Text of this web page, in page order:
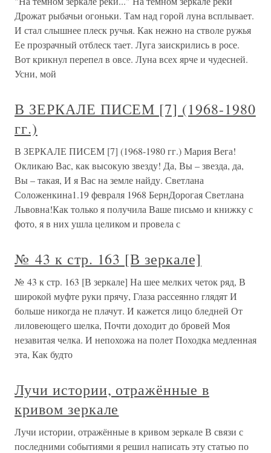
Дрожат рыбачьи огоньки. Там над горой луна всплывает.
И стал слышнее плеск ручья. Как нежно на стволе ружья
Ее прозрачный отблеск тает. Луга заискрились в росе.
Вот крикнул перепел в овсе. Луна всех ярче и чудесней.
Усни, мой
В ЗЕРКАЛЕ ПИСЕМ [7] (1968-1980
гг.)
В ЗЕРКАЛЕ ПИСЕМ [7] (1968-1980 гг.) Мария Вега!
Окликаю Вас, как высокую звезду! Да, Вы – звезда, да,
Вы – такая, И я Вас на земле найду. Светлана
Соложенкина1.19 февраля 1968 БернДорогая Светлана
Львовна!Как только я получила Ваше письмо и книжку с
фото, я в них ушла целиком и провела с
№ 43 к стр. 163 [В зеркале]
№ 43 к стр. 163 [В зеркале] На шее мелких четок ряд, В
широкой муфте руки прячу, Глаза рассеянно глядят И
больше никогда не плачут. И кажется лицо бледней От
лиловеющего шелка, Почти доходит до бровей Моя
незавитая челка. И непохожа на полет Походка медленная
эта, Как будто
Лучи истории, отражённые в
кривом зеркале
Лучи истории, отражённые в кривом зеркале В связи с
последними событиями я решил написать эту статью по